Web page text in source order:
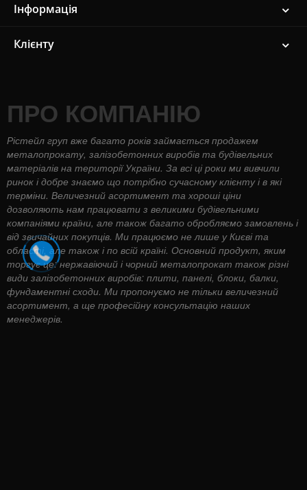
Інформація
Клієнту
ПРО КОМПАНІЮ
Рістейл груп вже багато років займається продажем
металопрокату, залізобетонних виробів та будівельних
матеріалів на території України. За всі ці роки ми вивчили
ринок і добре знаємо що потрібно сучасному клієнту і в які
терміни. Величезний асортимент та хороші ціни
дозволяють нам працювати з великими будівельними
компаніями країни, але також багато обробляємо замовлень і
від звичайних покупців. Ми працюємо не лише у Києві та
області, але також і по всій країні. Основний продукт, яким
торгує це: нержавіючий і чорний металопрокат також різні
види залізобетонних виробів: плити, панелі, блоки, балки,
фундаментні сходи. Ми пропонуємо не тільки величезний
асортимент, а ще професійну консультацію наших
менеджерів.